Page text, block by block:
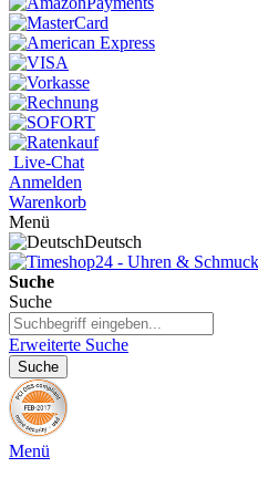
Live-Chat
Anmelden
Warenkorb
Menü
Deutsch
Suche
Suche
Erweiterte Suche
Suche
Menü